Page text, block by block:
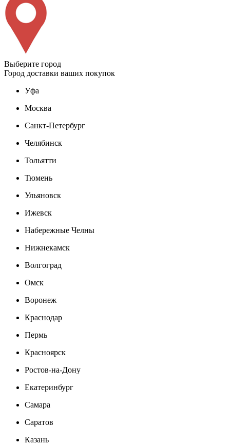
Выберите город
Город доставки ваших покупок
Уфа
Москва
Санкт-Петербург
Челябинск
Тольятти
Тюмень
Ульяновск
Ижевск
Набережные Челны
Нижнекамск
Волгоград
Омск
Воронеж
Краснодар
Пермь
Красноярск
Ростов-на-Дону
Екатеринбург
Самара
Саратов
Казань